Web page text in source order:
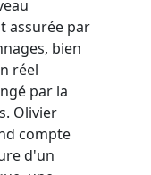
assurée par
bien
réel
par la
Olivier
compte
d'un